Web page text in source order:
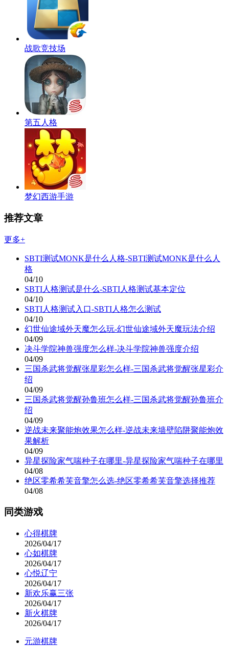
战歌竞技场
第五人格
梦幻西游手游
推荐文章
更多+
SBTI测试MONK是什么人格-SBTI测试MONK是什么人
格
04/10
SBTI人格测试是什么-SBTI人格测试基本定位
04/10
SBTI人格测试入口-SBTI人格怎么测试
04/10
幻世仙途域外天魔怎么玩-幻世仙途域外天魔玩法介绍
04/09
决斗学院神兽强度怎么样-决斗学院神兽强度介绍
04/09
三国杀武将觉醒张星彩怎么样-三国杀武将觉醒张星彩介
绍
04/09
三国杀武将觉醒孙鲁班怎么样-三国杀武将觉醒孙鲁班介
绍
04/09
逆战未来聚能炮效果怎么样-逆战未来墙壁陷阱聚能炮效
果解析
04/09
异星探险家气喘种子在哪里-异星探险家气喘种子在哪里
04/08
绝区零希希芙音擎怎么选-绝区零希希芙音擎选择推荐
04/08
同类游戏
心得棋牌
2026/04/17
心如棋牌
2026/04/17
心悦辽宁
2026/04/17
新欢乐赢三张
2026/04/17
新火棋牌
2026/04/17
元游棋牌